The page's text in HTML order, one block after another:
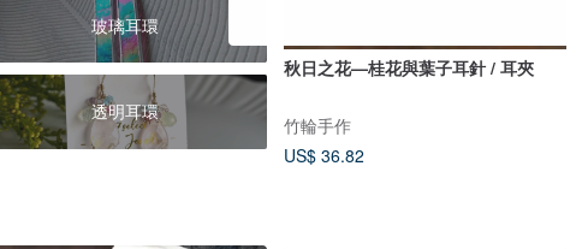
玻璃耳環
透明耳環
秋日之花—桂花與葉子耳針 / 耳夾
竹輪手作
US$ 36.82